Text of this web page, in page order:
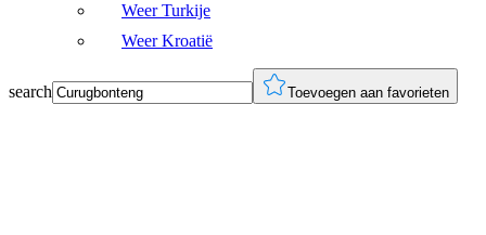
Weer Turkije
Weer Kroatië
search Toevoegen aan favorieten